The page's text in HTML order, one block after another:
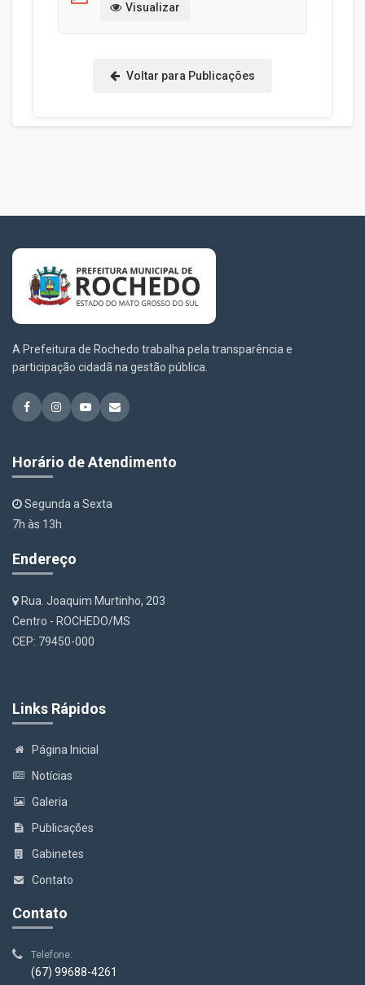
Visualizar
Voltar para Publicações
A Prefeitura de Rochedo trabalha pela transparência e
participação cidadã na gestão pública.
Horário de Atendimento
Segunda a Sexta
7h às 13h
Endereço
Rua. Joaquim Murtinho, 203
Centro - ROCHEDO/MS
CEP: 79450-000
Links Rápidos
Página Inicial
Notícias
Galeria
Publicações
Gabinetes
Contato
Contato
Telefone:
(67) 99688-4261